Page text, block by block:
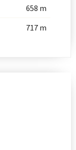
658 m
717 m